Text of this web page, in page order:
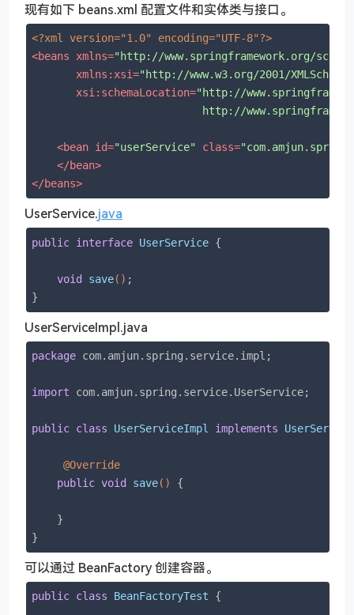
现有如下 beans.xml 配置文件和实体类与接口。
<?xml version="1.0" encoding="UTF-8"?>
<beans xmlns="http://www.springframework.org/
xmlns:xsi="http://www.w3.org/2001/
xsi:schemaLocation="http://
http://
<bean id="userService" class=
</bean>
</beans>
UserService.java
public interface UserService {
void save() ;
}
UserServiceImpl.java
package com.amjun.spring.service.impl;
import com.amjun.spring.service.UserService;
public class UserServiceImpl implements UserService
@Override
public void save() {
    }
}
可以通过 BeanFactory 创建容器。
public class BeanFactoryTest {